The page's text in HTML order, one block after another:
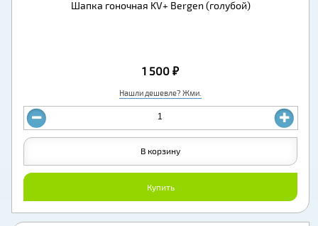
Шапка гоночная KV+ Bergen (голубой)
Нашли дешевле? Жми.
1 500 ₽
Купить
В корзину